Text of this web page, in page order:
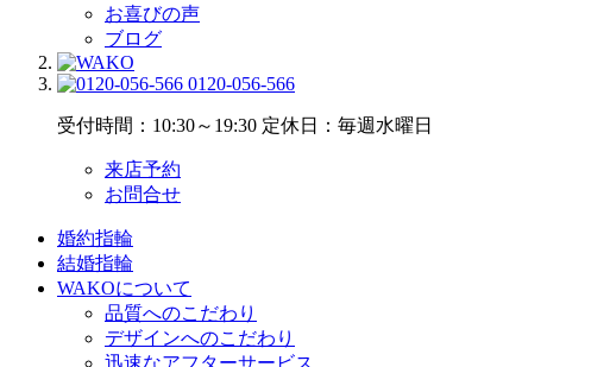
お喜びの声
ブログ
0120-056-566
受付時間：10:30～19:30 定休日：毎週水曜日
来店予約
お問合せ
婚約指輪
結婚指輪
WAKOについて
品質へのこだわり
デザインへのこだわり
迅速なアフターサービス